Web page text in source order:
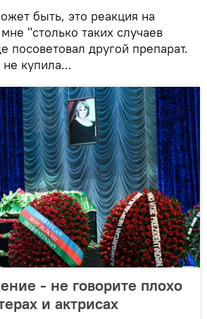
быть, это реакция на
"столько таких случаев
другой препарат.
купила...
- не говорите плохо
и актрисах